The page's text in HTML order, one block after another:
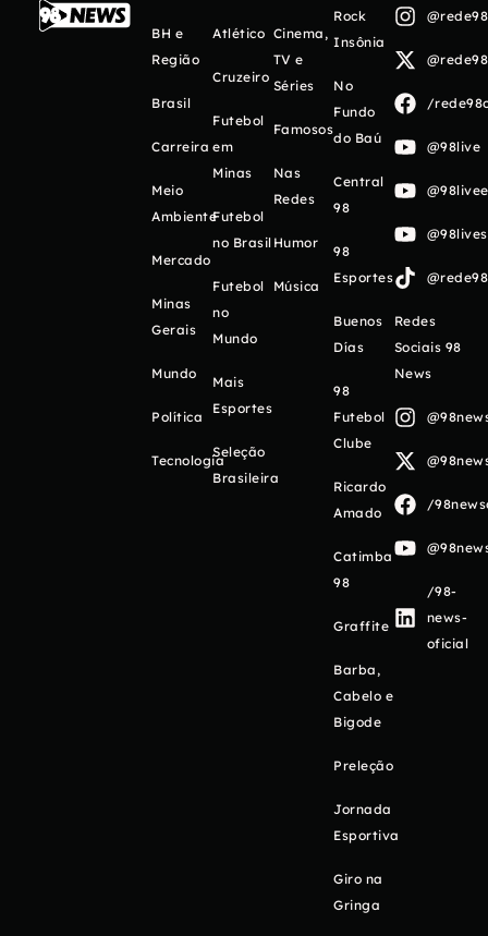
BH e
Região
Brasil
Carreira
Meio
Ambiente
Mercado
Minas
Gerais
Mundo
Política
Tecnologia
Atlético
Cruzeiro
Futebol
em
Minas
Futebol
no Brasil
Futebol
no
Mundo
Mais
Esportes
Seleção
Brasileira
Cinema,
TV e
Séries
Famosos
Nas
Redes
Humor
Música
Rock
Insônia
No
Fundo
do Baú
Central
98
98
Esportes
Buenos
Días
98
Futebol
Clube
Ricardo
Amado
Catimba
98
Graffite
Barba,
Cabelo e
Bigode
Preleção
Jornada
Esportiva
Giro na
Gringa
/
@98live
Redes
Sociais 98
News
/
/98-
news-
oficial